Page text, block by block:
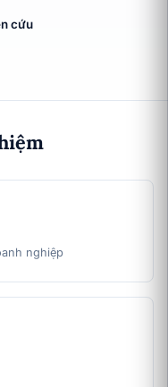
cứu
nghiệp